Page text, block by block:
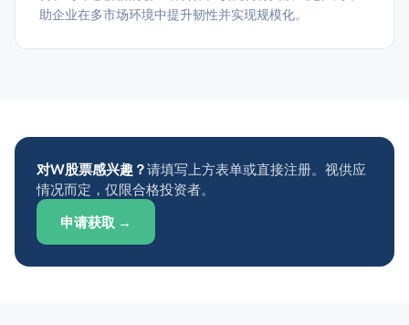
助企业在多市场环境中提升韧性并实现规模化。
对W股票感兴趣？请填写上方表单或直接注册。视供应
情况而定，仅限合格投资者。
申请获取 →